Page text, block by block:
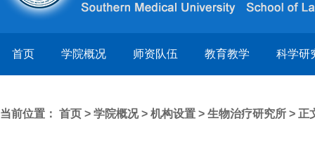
首页 学院概况 师资队伍 教育教学 科学研
当前位置： 首页 > 学院概况> 机构设置 > 生物治疗研究所 > 正